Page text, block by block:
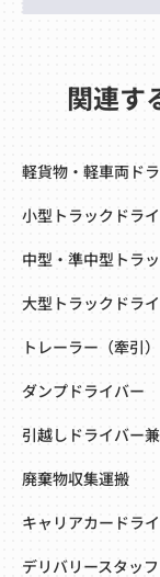
関連す
軽貨物・軽車両ド
小型トラックドラ
中型・準中型トラ
大型トラックドラ
トレーラー（牽引）
ダンプドライバー
引越しドライバー
廃棄物収集運搬
キャリアカードラ
デリバリースタッフ